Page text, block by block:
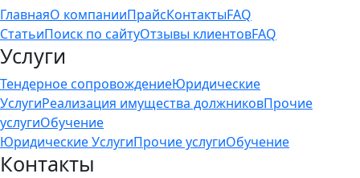
ГлавнаяО компанииПрайсКонтактыFAQ
СтатьиПоиск по сайтуОтзывы клиентовFAQ
Услуги
Тендерное сопровождениеЮридические
УслугиРеализация имущества должниковПрочие
услугиОбучение
Юридические УслугиПрочие услугиОбучение
Контакты